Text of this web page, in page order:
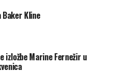
Kline
izložbe Marine Fernežir u